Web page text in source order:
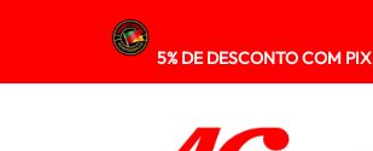
5% DE DESCONTO COM PIX